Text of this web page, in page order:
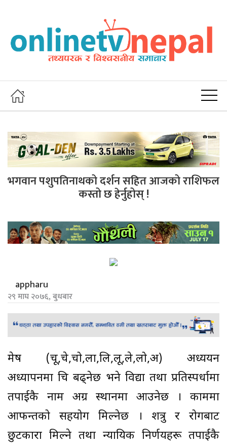
भगवान पशुपतिनाथको दर्शन सहित आजको राशिफल
कस्तो छ हेर्नुहोस् !
appharu
२९ माघ २०७६, बुधबार
मेष (चू,चे,चो,ला,लि,लू,ले,लो,अ) अध्ययन
अध्यापनमा रुचि बढ्नेछ भने विद्या तथा प्रतिस्पर्धामा
तपाईकै नाम अग्र स्थानमा आउनेछ । काममा
आफन्तको सहयोग मिल्नेछ । शत्रु र रोगबाट
छुटकारा मिल्ने तथा न्यायिक निर्णयहरू तपाईकै